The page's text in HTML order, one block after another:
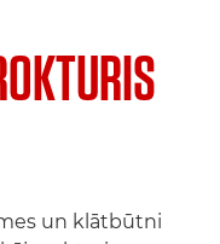
un klātbūtni